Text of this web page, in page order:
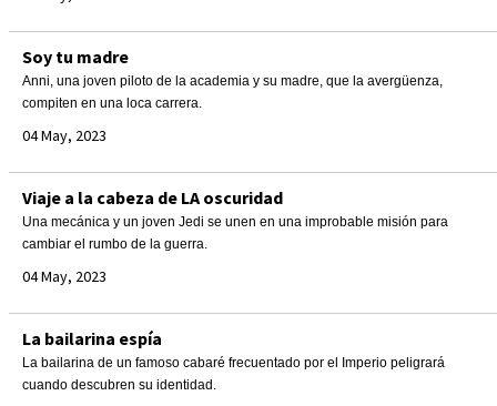
Soy tu madre
Anni, una joven piloto de la academia y su madre, que la avergüenza,
compiten en una loca carrera.
04 May, 2023
Viaje a la cabeza de LA oscuridad
Una mecánica y un joven Jedi se unen en una improbable misión para
cambiar el rumbo de la guerra.
04 May, 2023
La bailarina espía
La bailarina de un famoso cabaré frecuentado por el Imperio peligrará
cuando descubren su identidad.